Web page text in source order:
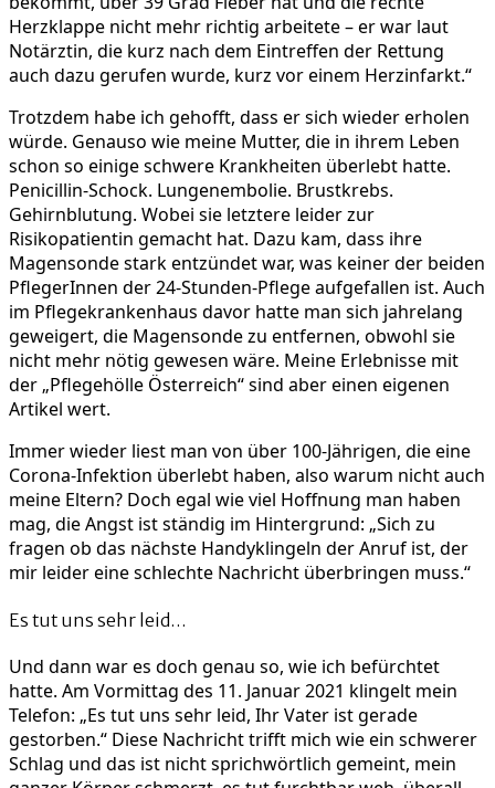
Herzklappe nicht mehr richtig arbeitete – er war laut
Notärztin, die kurz nach dem Eintreffen der Rettung
auch dazu gerufen wurde, kurz vor einem Herzinfarkt.“
Trotzdem habe ich gehofft, dass er sich wieder erholen
würde. Genauso wie meine Mutter, die in ihrem Leben
schon so einige schwere Krankheiten überlebt hatte.
Penicillin-Schock. Lungenembolie. Brustkrebs.
Gehirnblutung. Wobei sie letztere leider zur
Risikopatientin gemacht hat. Dazu kam, dass ihre
Magensonde stark entzündet war, was keiner der beiden
PflegerInnen der 24-Stunden-Pflege aufgefallen ist. Auch
im Pflegekrankenhaus davor hatte man sich jahrelang
geweigert, die Magensonde zu entfernen, obwohl sie
nicht mehr nötig gewesen wäre. Meine Erlebnisse mit
der „Pflegehölle Österreich“ sind aber einen eigenen
Artikel wert.
Immer wieder liest man von über 100-Jährigen, die eine
Corona-Infektion überlebt haben, also warum nicht auch
meine Eltern? Doch egal wie viel Hoffnung man haben
mag, die Angst ist ständig im Hintergrund: „Sich zu
fragen ob das nächste Handyklingeln der Anruf ist, der
mir leider eine schlechte Nachricht überbringen muss.“
Es tut uns sehr leid…
Und dann war es doch genau so, wie ich befürchtet
hatte. Am Vormittag des 11. Januar 2021 klingelt mein
Telefon: „Es tut uns sehr leid, Ihr Vater ist gerade
gestorben.“ Diese Nachricht trifft mich wie ein schwerer
Schlag und das ist nicht sprichwörtlich gemeint, mein